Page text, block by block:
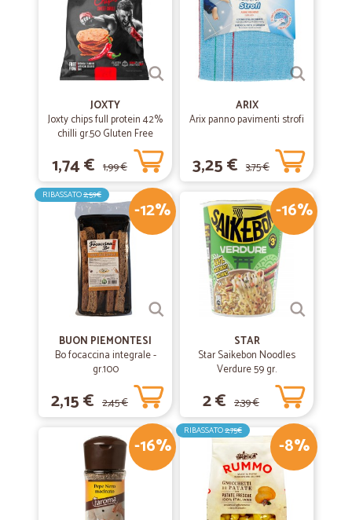
Sono sempre più soddisfattto
Sono sempre più soddisfattto, carne buonissima, tutto buono, questa
settimana ho comperato dei formaggi, tra cui il gorgonzola
(buonissimo)e in 24ore ricevo sempre la spesa
JOXTY
Joxty chips full protein 42%
chilli gr.50 Gluten Free
1,74 € 1,99 €
ARIX
Arix panno pavimenti strofi
3,25 € 3,75 €
-12%
RIBASSATO2,59€
BUON PIEMONTESI
Bo focaccina integrale -
gr.100
2,15 € 2,45 €
-16%
STAR
Star Saikebon Noodles
Verdure 59 gr.
2 € 2,39 €
-16% -8%
RIBASSATO2,75€